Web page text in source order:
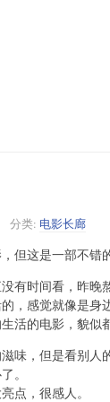
分类: 电影长廊
但这是一部不错
有时间看，昨晚
，感觉就像是身
活的电影，貌似
味，但是看别人
。
点，很感人。